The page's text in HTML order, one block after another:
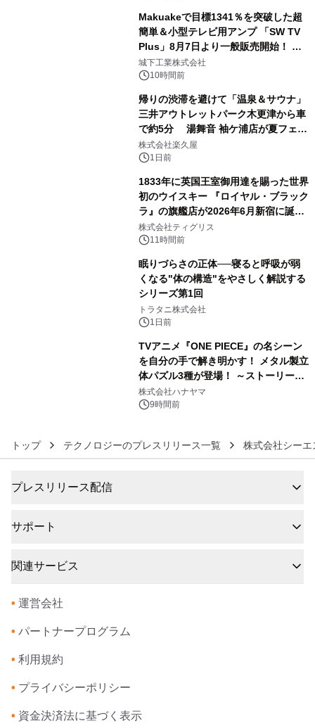
Makuakeで目標1341％を突破した超
簡単＆小型テレビ用アンプ 「SW TV
Plus」8月7日より一般販売開始！ ケ
ーブル1本つなぐだけ、テレビの音が
ぐっと豊かに
城下工業株式会社
10時間前
帰りの渋滞を避けて「温泉＆サウナ」
三井アウトレットパーク木更津から車
で約5分 湯舞音 袖ケ浦店が夏フェア
メニューを提供
株式会社楽久屋
1日前
1833年に英国王室御用達を賜った世界
初のウイスキー 『ロイヤル・ブラック
ラ』の旗艦店が2026年6月新宿に誕
生 バカルディ ジャパンと連携した
没入型バー「BAR Arca」
株式会社ティグリス
11時間前
眠りづらさの正体──寝ると呼吸が弱
くなる"体の構造"をやさしく解説する
シリーズ第1回
トラタニ株式会社
1日前
TVアニメ『ONE PIECE』の名シーン
を自分の手で解き明かす！ メタル製立
体パズル3種が登場！ ～ストーリーと
ギミックが融合した 大人の体験型パズ
ルが8月7日(金)12時より先行予約受付
株式会社ハナヤマ
9時間前
トップ テクノロジーのプレスリリース一覧 株式会社シーエ
プレスリリース配信
サポート
関連サービス
• 運営会社
• パートナープログラム
• 利用規約
• プライバシーポリシー
• 資金決済法に基づく表示